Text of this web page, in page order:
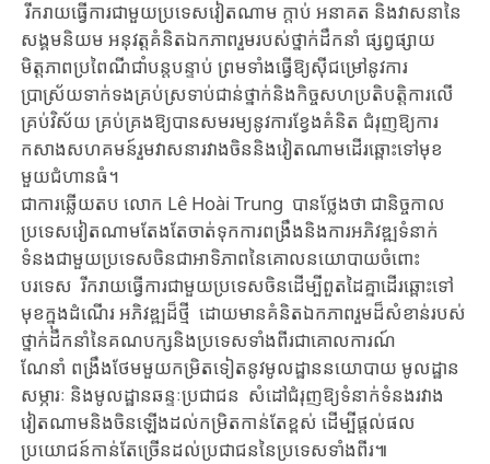
រីករាយ​ធ្វើ​ការ​ជាមួយប្រទេស​វៀតណាម​ ក្តាប់​ អនាគត និងវាសនានៃ​
សង្គមនិយម អនុវត្ត​គំនិត​ឯកភាព​រួម​របស់​ថ្នាក់​ដឹកនាំ​ ផ្សព្វផ្សាយ​
មិត្តភាព​ប្រពៃណី​ជាំ​បន្ត​បន្ទាប់​ ព្រមទាំងធ្វើ​ឱ្យ​ស៊ី​ជម្រៅ​នូវ​ការ​
ប្រាស្រ័យទាក់​ទង​គ្រប់​ស្រទាប់ជាន់​ថ្នាក់​និង​កិច្ច​សហប្រតិបត្តិការ​លើ​
គ្រប់​វិស័យ​ គ្រប់​គ្រង​ឱ្យ​បាន​សមរម្យ​នូវ​ការ​ខ្វែង​គំនិត​ ជំរុញ​ឱ្យ​ការ​
កសាង​សហគមន៍​រួម​វាសនា​រវាង​ចិននិង​វៀតណាម​ដើរ​ឆ្ពោះ​ទៅ​មុខ​
មួយ​ជំហាន​ធំ​។
ជា​ការ​ឆ្លើយ​តប​ លោក Lê Hoài Trung បាន​ថ្លែងថា​ ជានិច្ចកាល​
ប្រទេស​វៀត​ណាមតែងតែ​ចាត់​ទុក​ការ​ពង្រឹង​និង​ការ​អភិវឌ្ឍទំនាក់​
ទំនង​ជាមួយ​ប្រទេស​ចិន​ជា​អាទិភាពនៃ​គោល​នយោបាយ​ចំពោះ​
បរទេស​ ​ រីករាយ​ធ្វើ​ការជាមួយ​ប្រទេស​ចិនដើម្បី​ពួត​ដៃ​គ្នា​ដើរ​ឆ្ពោះ​ទៅ​
មុខ​ក្នុង​ដំណើរ អភិវឌ្ឍដ៏ថ្មី​ ដោយមានគំនិតឯកភាពរួម​ដ៏សំខាន់របស់​
ថ្នាក់ដឹកនាំនៃគណបក្សនិងប្រទេសទាំងពីរជាគោលការណ៍​
ណែនាំ ពង្រឹង​ថែម​មួយ​កម្រិត​ទៀត​នូវ​មូល​ដ្ឋាន​នយោបាយ​ មូល​ដ្ឋាន​
សម្ភារៈ និង​មូល​ដ្ឋាន​ឆន្ទៈប្រជាជន សំដៅជំរុញ​ឱ្យ​ទំនាក់​ទំនង​រវាង​
វៀត​ណាម​និង​ចិន​ឡើងដល់​កម្រិតកាន់​តែ​ខ្ពស់ ដើម្បី​ផ្តល់​ផល​
ប្រយោជន៍​កាន់​តែ​ច្រើន​ដល់​ប្រជាជន​នៃប្រទេស​ទាំង​ពីរ​៕